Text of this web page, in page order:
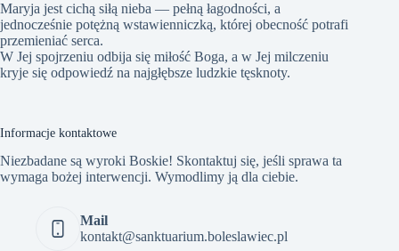
Maryja jest cichą siłą nieba — pełną łagodności, a
jednocześnie potężną wstawienniczką, której obecność potrafi
przemieniać serca.
W Jej spojrzeniu odbija się miłość Boga, a w Jej milczeniu
kryje się odpowiedź na najgłębsze ludzkie tęsknoty.
Informacje kontaktowe
Niezbadane są wyroki Boskie! Skontaktuj się, jeśli sprawa ta
wymaga bożej interwencji. Wymodlimy ją dla ciebie.
Mail
kontakt@sanktuarium.boleslawiec.pl